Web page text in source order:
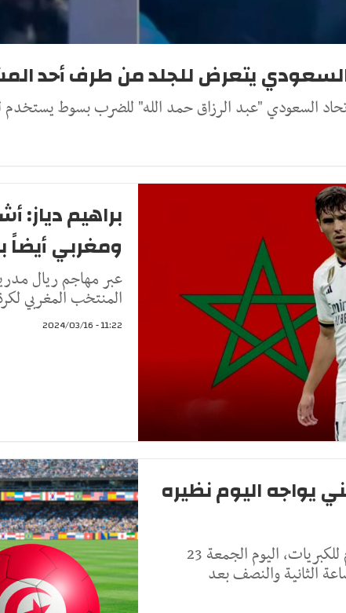
السعودي يتعرض للجلد من طرف أحد
السعودي "عبد الرزاق حمد الله" للضرب بسوط يستخدم
ومغربي أيضاً
عبر مهاجم ريال
المنتخب المغربي
11:22 - 2024/03/16
الوطني يواجه اليوم نظيره
يواجه المنتخب الوطني التونسي لكرة القدم للكبريات، اليوم الجمعة 23